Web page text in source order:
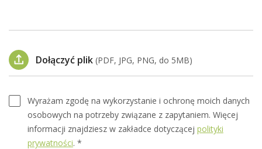
Dołączyć plik (PDF, JPG, PNG, do 5MB)
Wyrażam zgodę na wykorzystanie i ochronę moich danych
osobowych na potrzeby związane z zapytaniem. Więcej
informacji znajdziesz w zakładce dotyczącej polityki
prywatności. *